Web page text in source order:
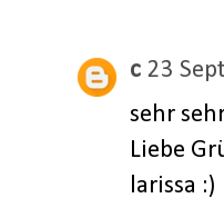
c 23
sehr
Liebe
larissa :)